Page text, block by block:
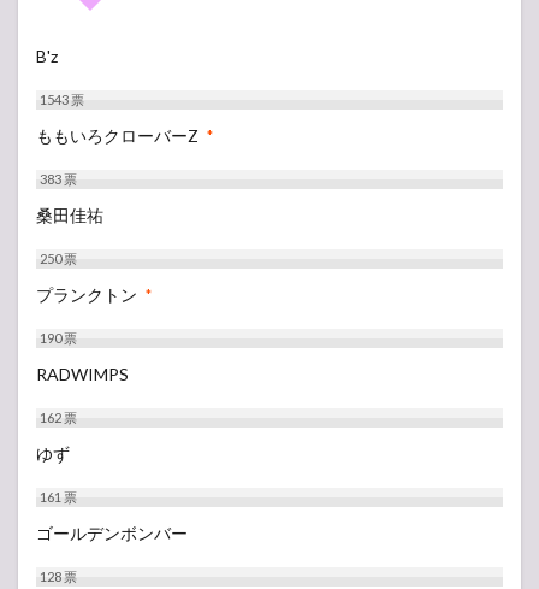
B'z
1543票
ももいろクローバーZ *
383票
桑田佳祐
250票
プランクトン *
190票
RADWIMPS
162票
ゆず
161票
ゴールデンボンバー
128票